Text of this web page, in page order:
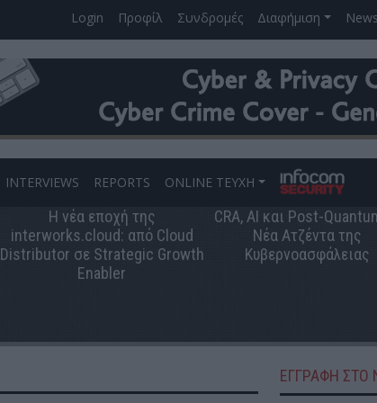
Login Προφίλ Συνδρομές Διαφήμιση
INTERVIEWS REPORTS ONLINE ΤΕΥΧΗ
Η νέα εποχή της
interworks.cloud: από Cloud
Distributor σε Strategic Growth
Enabler
CRA, AI και Post-
Νέα Ατζέντα της
Κυβερνοασφάλειας
ΕΓΓΡΑΦΗ ΣΤΟ